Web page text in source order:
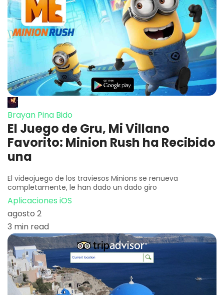
Brayan Pina Bido
El Juego de Gru, Mi Villano
Favorito: Minion Rush ha Recibido
una
El videojuego de los traviesos Minions se renueva
completamente, le han dado un dado giro
Aplicaciones iOS
agosto 2
3 min read